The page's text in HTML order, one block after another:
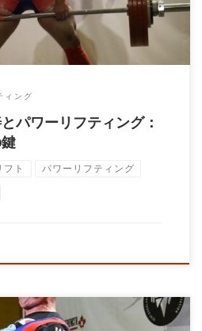
ィング
パワーリフティング：
ト パワーリフティング